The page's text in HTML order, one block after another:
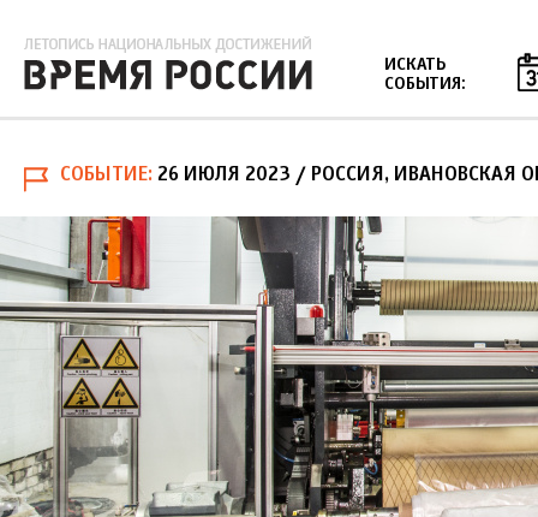
ИСКАТЬ
СОБЫТИЯ:
СОБЫТИЕ 26 ИЮЛЯ 2023 / РОССИЯ, ИВАНОВСКАЯ